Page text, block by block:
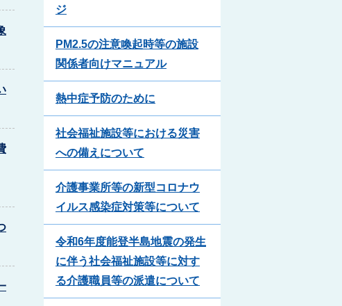
ジ
PM2.5の注意喚起時等の施設
関係者向けマニュアル
熱中症予防のために
社会福祉施設等における災害
への備えについて
介護事業所等の新型コロナウ
イルス感染症対策等について
令和6年度能登半島地震の発生
に伴う社会福祉施設等に対す
る介護職員等の派遣について